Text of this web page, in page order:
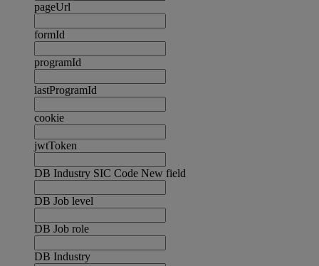
pageUrl
formId
programId
lastProgramId
cookie
jwtToken
DB Industry SIC Code New field
DB Job level
DB Job role
DB Industry